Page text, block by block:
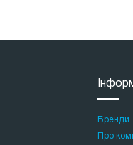
Бренди
Про